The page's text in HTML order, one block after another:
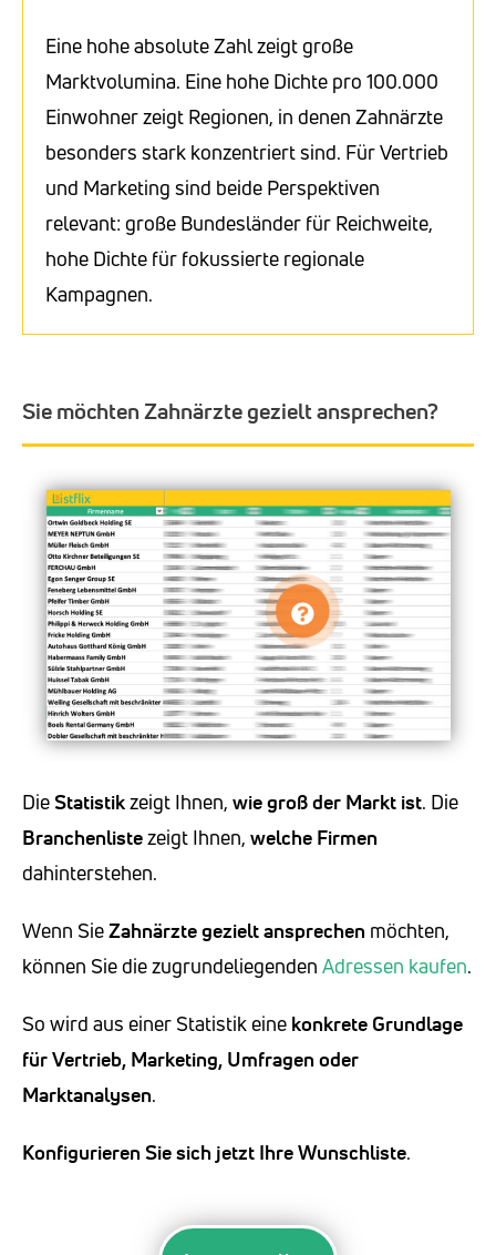
Eine hohe absolute Zahl zeigt große
Marktvolumina. Eine hohe Dichte pro 100.000
Einwohner zeigt Regionen, in denen Zahnärzte
besonders stark konzentriert sind. Für Vertrieb
und Marketing sind beide Perspektiven
relevant: große Bundesländer für Reichweite,
hohe Dichte für fokussierte regionale
Kampagnen.
Sie möchten Zahnärzte gezielt ansprechen?
DieStatistikzeigt Ihnen, wie groß der Markt ist. Die
Branchenlistezeigt Ihnen, welche Firmen
dahinterstehen.
Wenn SieZahnärztegezielt ansprechen möchten,
können Sie die zugrundeliegenden Adressen kaufen.
So wird aus einer Statistik eine konkrete Grundlage
für Vertrieb, Marketing, Umfragen oder
Marktanalysen.
Konfigurieren Sie sich jetzt Ihre Wunschliste.